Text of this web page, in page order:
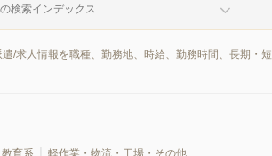
検索インデックス
/求人情報を職種、勤務地、時給、勤務時間、長期・短
育系 軽作業・物流・工場・その他